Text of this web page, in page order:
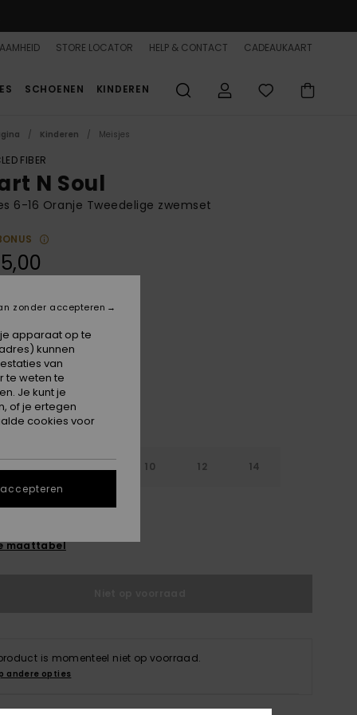
STORE LOCATOR HELP & CONTACT CADEAUKAART
SCHOENEN KINDEREN
Kinderen Meisjes
FIBER
N Soul
6-16 Oranje Tweedelige zwemset
Heart N Soul
10 12 14
maattabel
is momenteel niet op voorraad.
andere opties
apparaat op te
kunnen
van
te weten te
Je kunt je
of je ertegen
cookies voor
zonder accepteren